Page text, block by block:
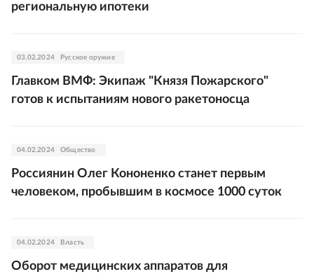
региональную ипотеки
03.02.2024 Русское оружие
Главком ВМФ: Экипаж "Князя Пожарского"
готов к испытаниям нового ракетоносца
04.02.2024 Общество
Россиянин Олег Кононенко станет первым
человеком, пробывшим в космосе 1000 суток
04.02.2024 Власть
Оборот медицинских аппаратов для